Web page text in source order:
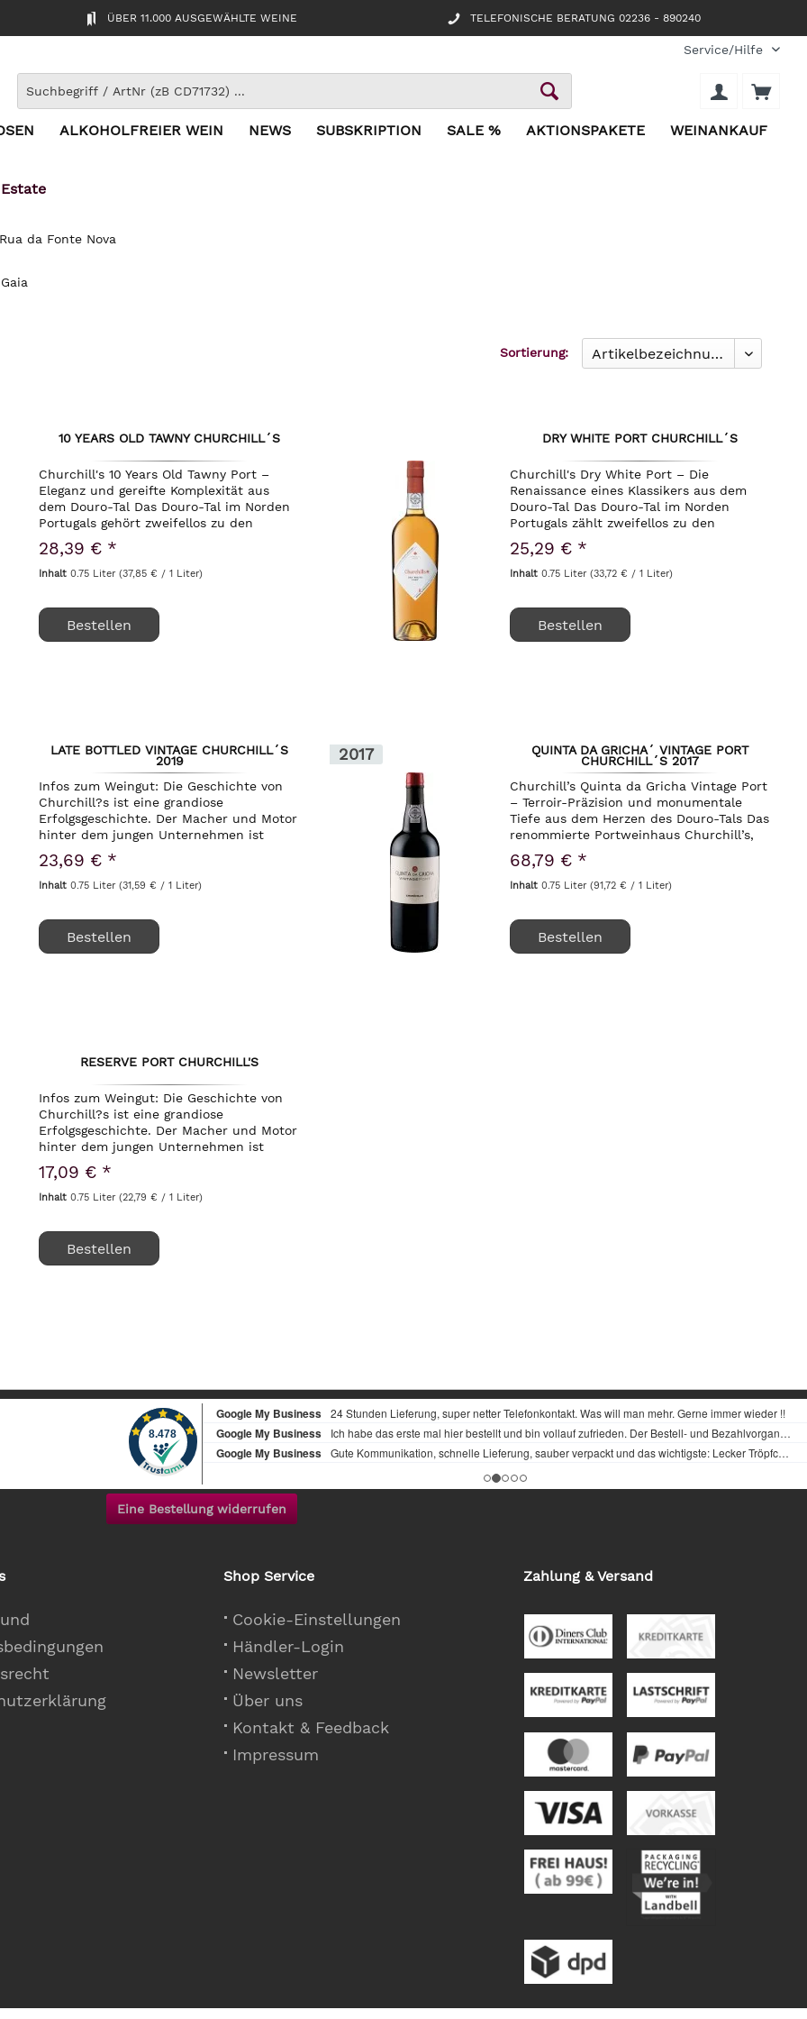
ÜBER 11.000 AUSGEWÄHLTE WEINE TELEFONISCHE BERATUNG 02236 - 890240
Service/Hilfe
ALKOHOLFREIER WEIN NEWS SUBSKRIPTION SALE % AKTIONSPAKETE WEINANKAUF
da Fonte Nova
Sortierung:
10 YEARS OLD TAWNY CHURCHILL´S
Churchill's 10 Years Old Tawny Port –
Eleganz und gereifte Komplexität aus
dem Douro-Tal Das Douro-Tal im Norden
Portugals gehört zweifellos zu den
spektakulärsten und extremsten
Weinbaugebieten der Welt. An den
steilen Schieferhängen,...
28,39 € *
Inhalt0.75 Liter(37,85 € / 1 Liter)
Bestellen
DRY WHITE PORT CHURCHILL´S
Churchill's Dry White Port – Die
Renaissance eines Klassikers aus dem
Douro-Tal Das Douro-Tal im Norden
Portugals zählt zweifellos zu den
spektakulärsten und extremsten
Weinbaugebieten der Welt. Auf den
kargen Schieferterrassen, die sich...
25,29 € *
Inhalt 0.75 Liter (33,72 € / 1 Liter)
Bestellen
LATE BOTTLED VINTAGE CHURCHILL´S
2019
Infos zum Weingut: Die Geschichte von
Churchill?s ist eine grandiose
Erfolgsgeschichte. Der Macher und Motor
hinter dem jungen Unternehmen ist
Johnny Graham. Seiner Familie gehörte
das berühmte Portweinhaus W. J.
Graham. Sein Vater...
23,69 € *
Inhalt0.75 Liter(31,59 € / 1 Liter)
Bestellen
2017 QUINTA DA GRICHA´ VINTAGE PORT
CHURCHILL´S 2017
Churchill’s Quinta da Gricha Vintage Port
– Terroir-Präzision und monumentale
Tiefe aus dem Herzen des Douro-Tals Das
renommierte Portweinhaus Churchill’s,
gegründet von Johnny Graham, hat sich
mit seiner kompromisslosen
Philosophie...
68,79 € *
Inhalt 0.75 Liter (91,72 € / 1 Liter)
Bestellen
RESERVE PORT CHURCHILL'S
Infos zum Weingut: Die Geschichte von
Churchill?s ist eine grandiose
Erfolgsgeschichte. Der Macher und Motor
hinter dem jungen Unternehmen ist
Johnny Graham. Seiner Familie gehörte
das berühmte Portweinhaus W. J.
Graham. Sein Vater...
17,09 € *
Inhalt0.75 Liter(22,79 € / 1 Liter)
Bestellen
Eine Bestellung widerrufen
Shop Service
Cookie-Einstellungen
Händler-Login
Newsletter
Über uns
Kontakt & Feedback
Impressum
Zahlung & Versand